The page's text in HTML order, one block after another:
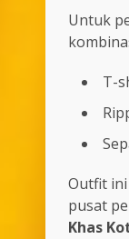
Untuk
T-
Outfit
pusat
Khas